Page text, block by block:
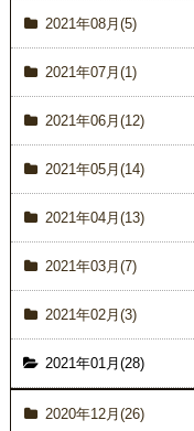
2021年08月(5)
2021年07月(1)
2021年06月(12)
2021年05月(14)
2021年04月(13)
2021年03月(7)
2021年02月(3)
2021年01月(28)
2020年12月(26)